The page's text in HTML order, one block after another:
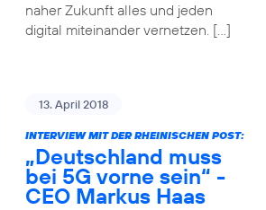
naher Zukunft alles und jeden
digital miteinander vernetzen. […]
13. April 2018
INTERVIEW MIT DER RHEINISCHEN POST:
„Deutschland muss
bei 5G vorne sein“ -
CEO Markus Haas